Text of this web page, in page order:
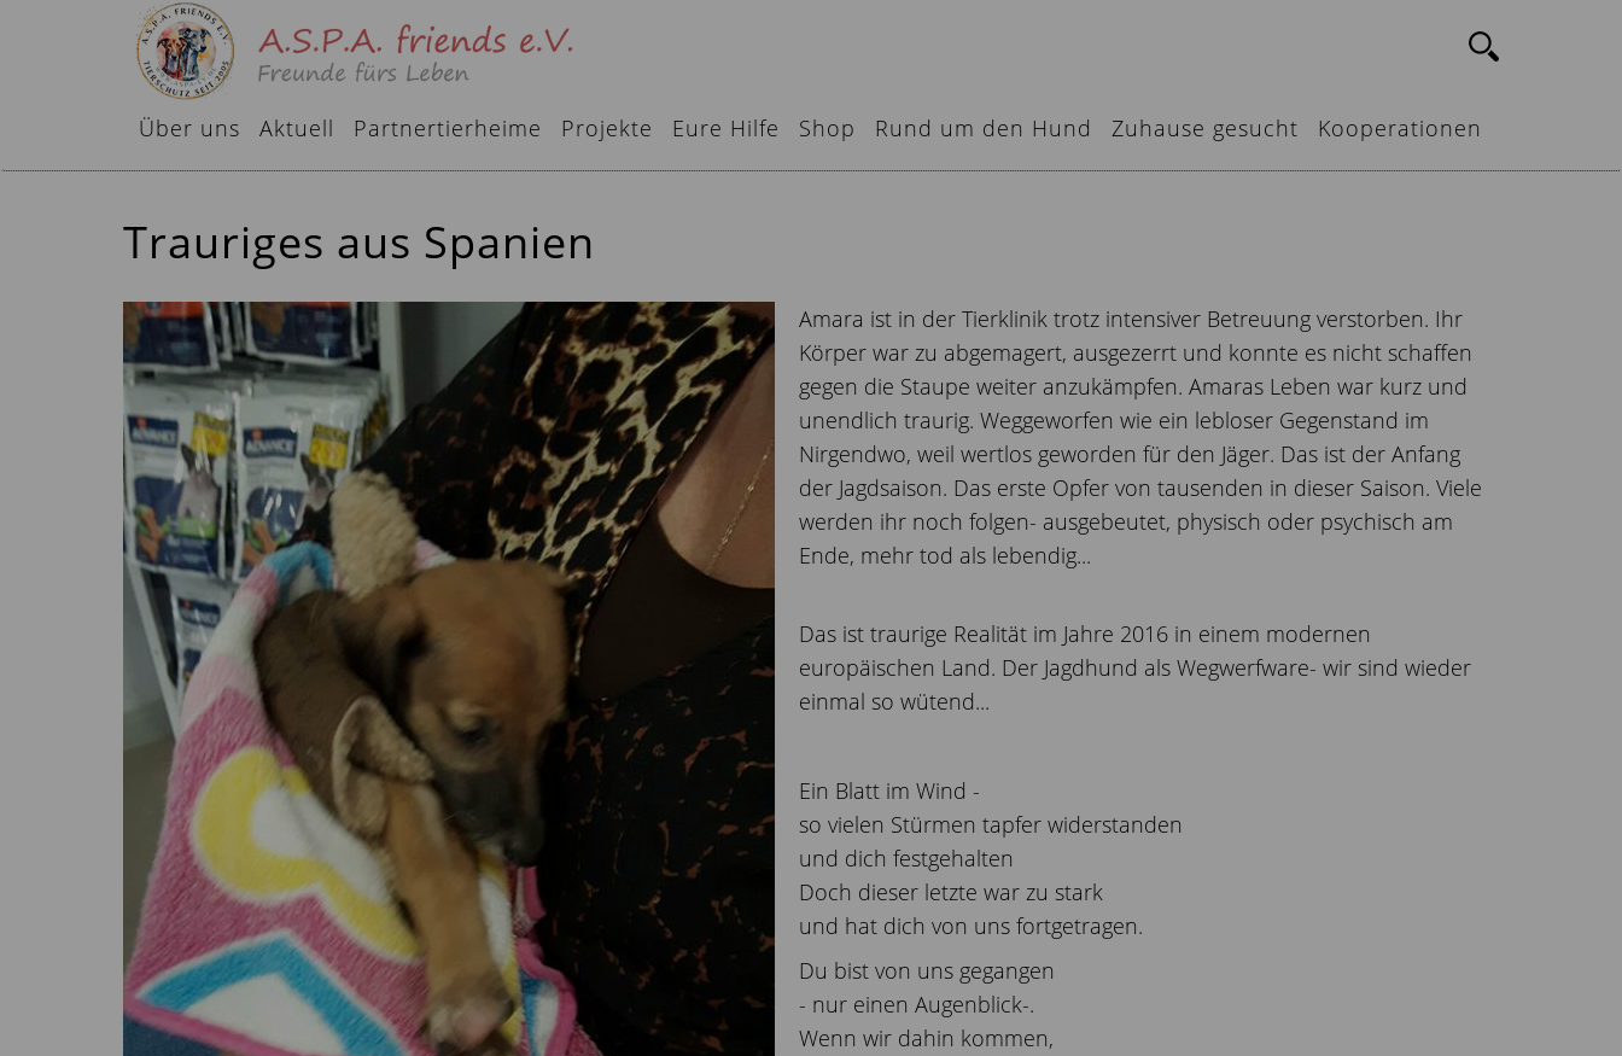
Über uns Aktuell Partnertierheime Projekte Eure Hilfe Shop Rund um den Hund Zuhause gesucht Kooperationen
Trauriges aus Spanien
Amara ist in der Tierklinik trotz intensiver Betreuung verstorben. Ihr
Körper war zu abgemagert, ausgezerrt und konnte es nicht schaffen
gegen die Staupe weiter anzukämpfen. Amaras Leben war kurz und
unendlich traurig. Weggeworfen wie ein lebloser Gegenstand im
Nirgendwo, weil wertlos geworden für den Jäger. Das ist der Anfang
der Jagdsaison. Das erste Opfer von tausenden in dieser Saison. Viele
werden ihr noch folgen- ausgebeutet, physisch oder psychisch am
Ende, mehr tod als lebendig...
Das ist traurige Realität im Jahre 2016 in einem modernen
europäischen Land. Der Jagdhund als Wegwerfware- wir sind wieder
einmal so wütend...
Ein Blatt im Wind -
so vielen Stürmen tapfer widerstanden
und dich festgehalten
Doch dieser letzte war zu stark
und hat dich von uns fortgetragen.
Du bist von uns gegangen
- nur einen Augenblick-.
Wenn wir dahin kommen,